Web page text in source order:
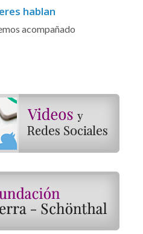
hablan
acompañado